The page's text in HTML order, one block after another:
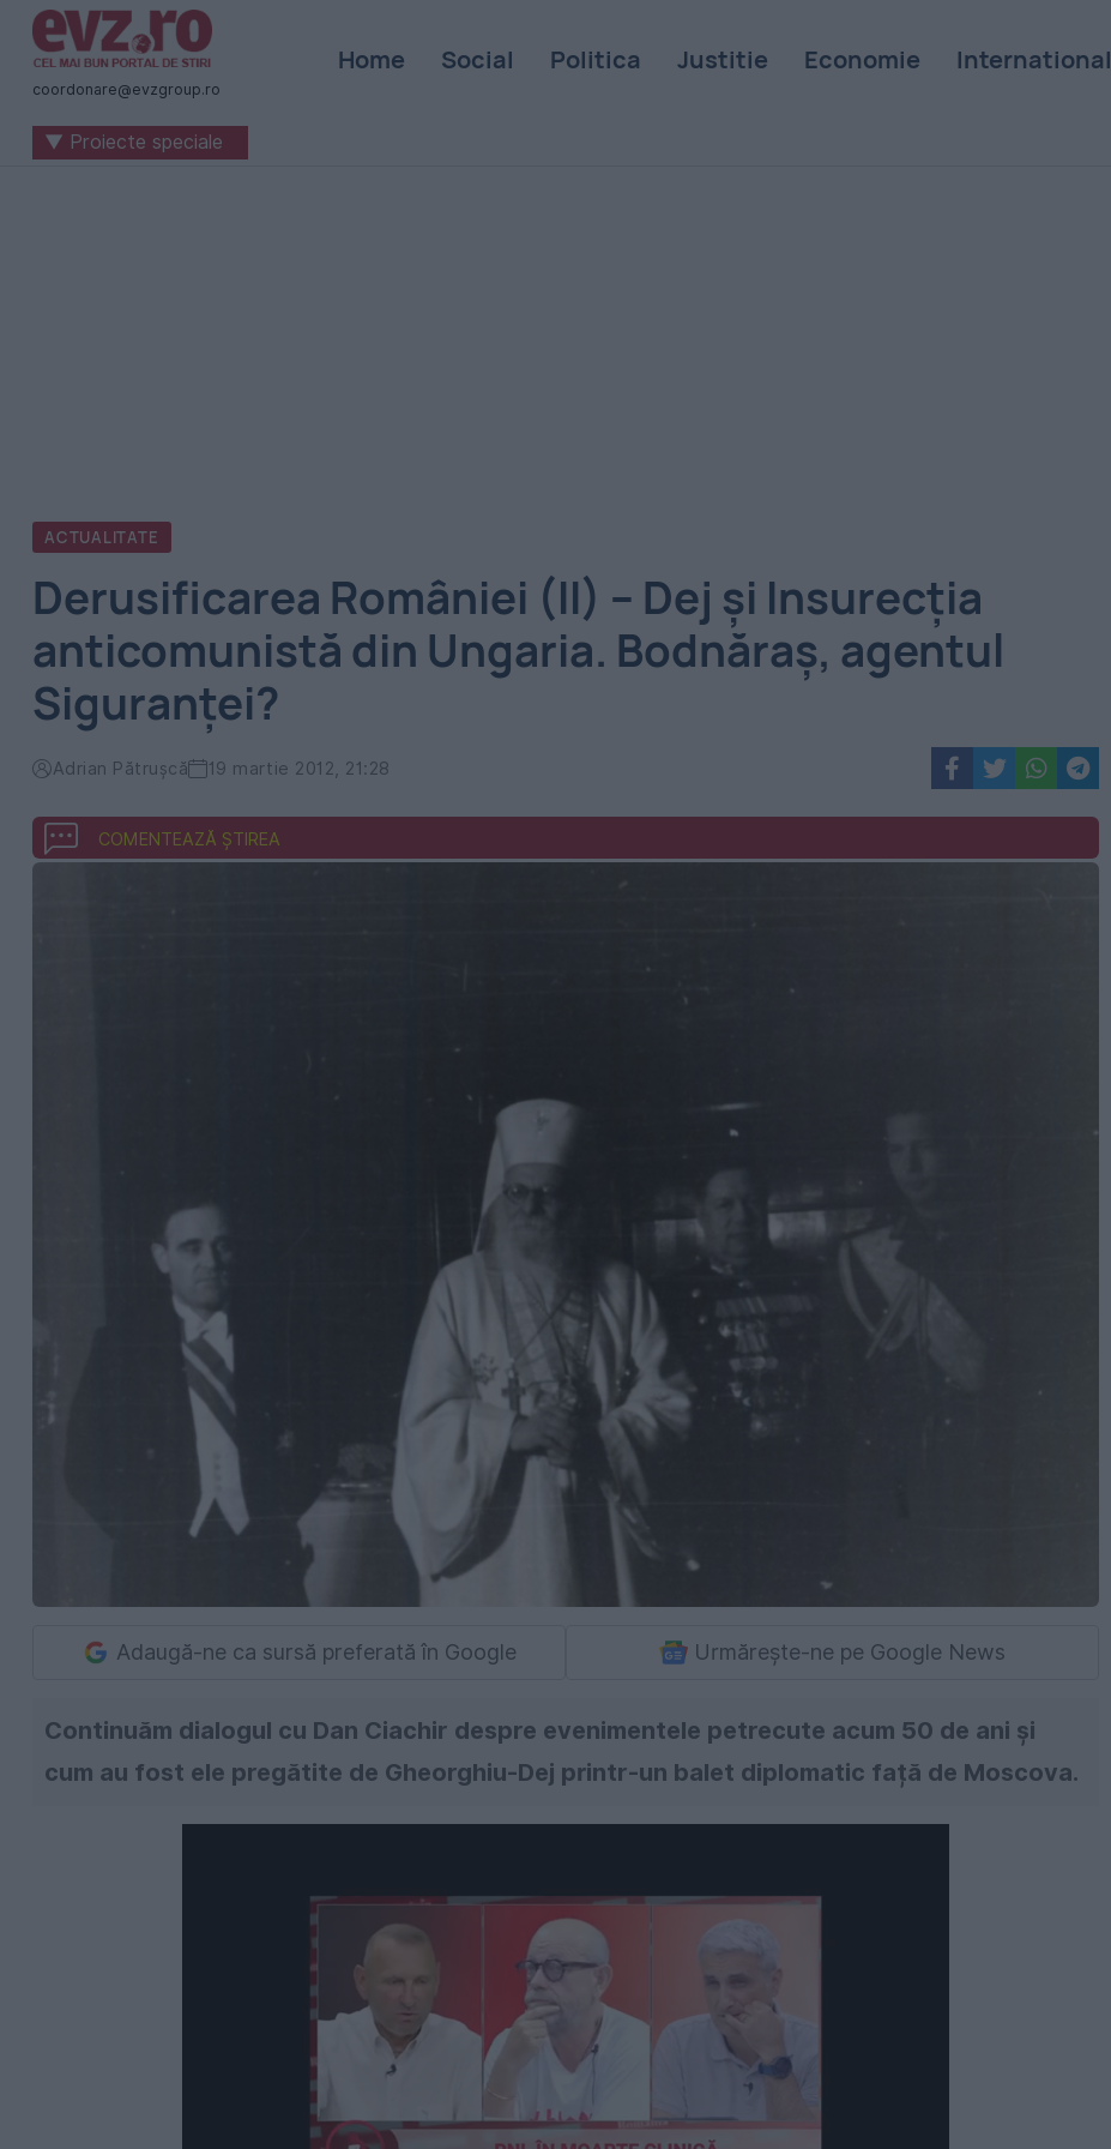
Știri
naționale
internaționale
coordonare@evzgroup.ro
Home Social Politica Justitie Economie International
▼ Proiecte speciale
ACTUALITATE
Derusificarea României (II) – Dej şi Insurecţia
anticomunistă din Ungaria. Bodnăraş, agentul
Siguranţei?
Adrian Pătrușcă 19 martie 2012, 21:28
COMENTEAZĂ ȘTIREA
Adaugă-ne ca sursă preferată în Google Urmărește-ne pe Google News
Continuăm dialogul cu Dan Ciachir despre evenimentele petrecute acum 50 de ani şi
cum au fost ele pregătite de Gheorghiu-Dej printr-un balet diplomatic față de Moscova.